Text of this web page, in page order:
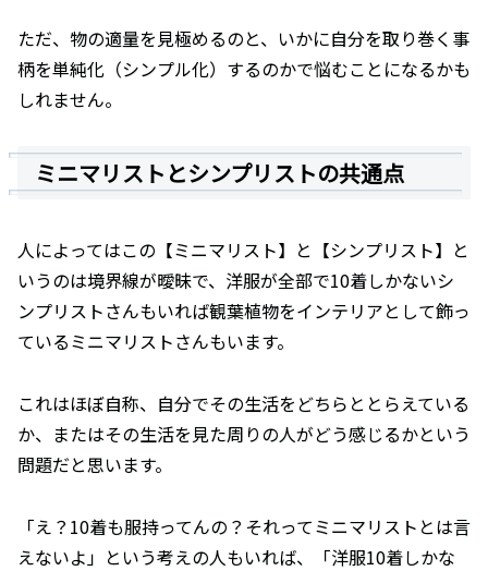
ただ、物の適量を見極めるのと、いかに自分を取り巻く事
柄を単純化（シンプル化）するのかで悩むことになるかも
しれません。
ミニマリストとシンプリストの共通点
人によってはこの【ミニマリスト】と【シンプリスト】と
いうのは境界線が曖昧で、洋服が全部で10着しかないシ
ンプリストさんもいれば観葉植物をインテリアとして飾っ
ているミニマリストさんもいます。
これはほぼ自称、自分でその生活をどちらととらえている
か、またはその生活を見た周りの人がどう感じるかという
問題だと思います。
「え？10着も服持ってんの？それってミニマリストとは言
えないよ」という考えの人もいれば、「洋服10着しかな